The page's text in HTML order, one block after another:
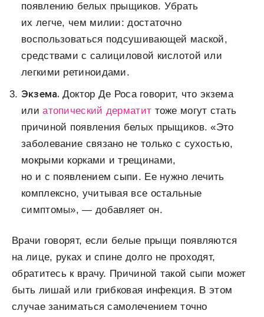
появлению белых прыщиков. Убрать
их легче, чем милии: достаточно
воспользоваться подсушивающей маской,
средствами с салициловой кислотой или
легкими ретиноидами.
Экзема. Доктор Де Роса говорит, что экзема
илиатопический дерматит тоже могут стать
причиной появления белых прыщиков. «Это
заболевание связано не только с сухостью,
мокрыми корками и трещинами,
но и с появлением сыпи. Ее нужно лечить
комплексно, учитывая все остальные
симптомы», — добавляет он.
Врачи говорят, если белые прыщи появляются
на лице, руках и спине долго не проходят,
обратитесь к врачу. Причиной такой сыпи может
быть лишай или грибковая инфекция. В этом
случае заниматься самолечением точно